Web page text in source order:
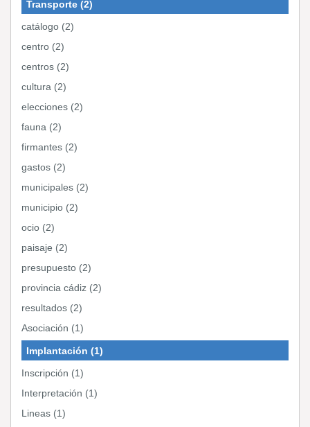
Transporte (2)
catálogo (2)
centro (2)
centros (2)
cultura (2)
elecciones (2)
fauna (2)
firmantes (2)
gastos (2)
municipales (2)
municipio (2)
ocio (2)
paisaje (2)
presupuesto (2)
provincia cádiz (2)
resultados (2)
Asociación (1)
Implantación (1)
Inscripción (1)
Interpretación (1)
Lineas (1)